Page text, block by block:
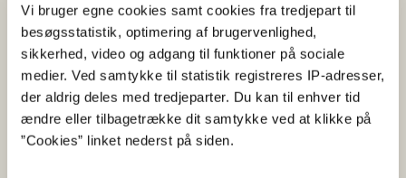
Vi bruger egne cookies samt cookies fra tredjepart til
besøgsstatistik, optimering af brugervenlighed,
sikkerhed, video og adgang til funktioner på sociale
medier. Ved samtykke til statistik registreres IP-adresser,
der aldrig deles med tredjeparter. Du kan til enhver tid
ændre eller tilbagetrække dit samtykke ved at klikke på
”Cookies” linket nederst på siden.
i ammoniak- og methanemission fra stalden vha.
bioforsuring af gyllen via de dagligt tildelte aktive
strøelsesfibre i sengebåsene. Disse ender efter brug i
gyllen og sænker pH i hele systemet. Metoden betyder,
at der vil kunne opnås en forbedret udnyttelse af N og P
gennem distribution til plante- og kvægbrug uden for
biogasanlæggenes nuværende leverandørkreds. Det vil